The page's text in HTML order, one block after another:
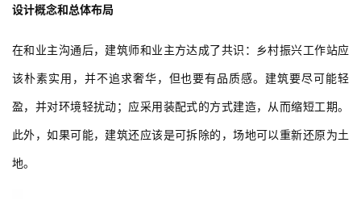
设计概念和总体布局
在和业主沟通后，建筑师和业主方达成了共识：乡村振兴工作站应
该朴素实用，并不追求奢华，但也要有品质感。建筑要尽可能轻
盈，并对环境轻扰动；应采用装配式的方式建造，从而缩短工期。
此外，如果可能，建筑还应该是可拆除的，场地可以重新还原为土
地。